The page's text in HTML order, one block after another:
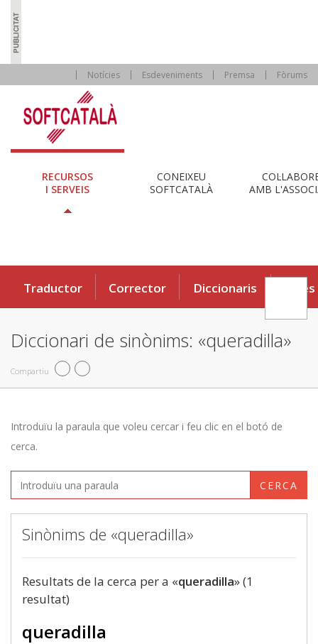
Notícies Esdeveniments Premsa Fòrums
RECURSOS
I SERVEIS
CONEIXEU
SOFTCATALÀ
AMB
Traductor Corrector Diccionaris Eines
Diccionari de sinònims: «queradilla»
Compartiu
Introduïu la paraula que voleu cercar i feu clic en el botó de
cerca.
CERCA
Sinònims de «queradilla»
Resultats de la cerca per a «queradilla» (1
resultat)
queradilla